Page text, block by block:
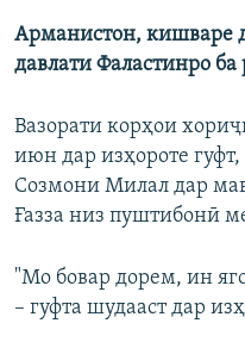
Арманистон, кишваре
давлати Фаластинро
Вазорати корҳои
июн дар изҳороте
Созмони Милал дар
Ғазза низ пуштибонӣ
"Мо бовар дорем, ин
– гуфта шудааст дар